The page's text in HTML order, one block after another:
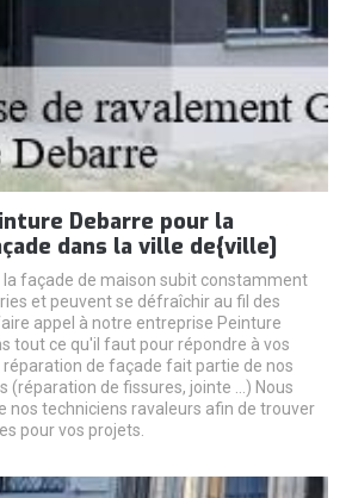
Debarre pour la
dans la ville de{ville]
façade de maison subit constamment
et peuvent se défraîchir au fil des
appel à notre entreprise Peinture
tout ce qu'il faut pour répondre à vos
de façade fait partie de nos
(réparation de fissures, jointe ...) Nous
nos techniciens ravaleurs afin de trouver
pour vos projets.